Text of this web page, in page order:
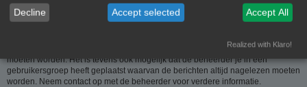
Omhoog
De beheerder kan beslist hebben dat geplaatste berichten eerst nagekeken
moeten worden. Het is tevens ook mogelijk dat de beheerder je in een
gebruikersgroep heeft geplaatst waarvan de berichten altijd nagelezen moeten
worden. Neem contact op met de beheerder voor verdere informatie.
Decline Accept selected Accept All
Realized with Klaro!